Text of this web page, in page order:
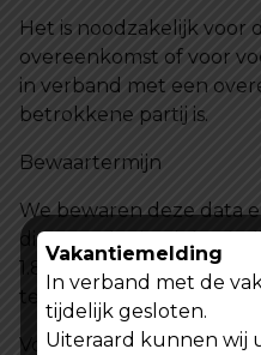
Het is noodzakelijk voor
overeenkomst of voor
in verband met een
betrokkene partij is.
Bewaartermijn
We bewaren deze data
dienstverlening is
1.8 Om
te kunnen aanbieden
Voor dat doel gebruiken
Vakantiemelding
In verband met de
tijdelijk gesloten.
Uiteraard kunnen wij